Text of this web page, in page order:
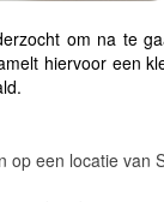
om na te
hiervoor een
op een locatie